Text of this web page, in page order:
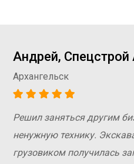
Андрей, Спецстрой
Архангельск
Решил заняться другим
ненужную технику.
грузовиком получилась